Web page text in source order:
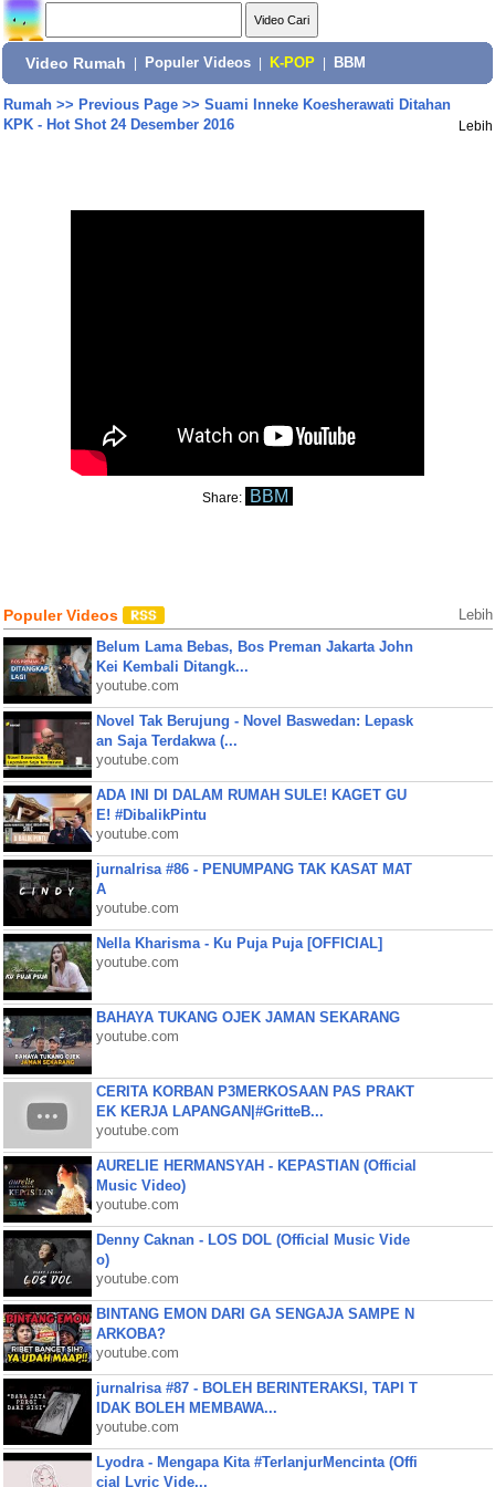
Video Rumah Populer Videos K-POP BBM
Rumah>> Previous Page>> Suami Inneke Koesherawati Ditahan
KPK - Hot Shot 24 Desember 2016
Lebih
Share: BBM
Populer Videos Lebih
Belum Lama Bebas, Bos Preman Jakarta John
Kei Kembali Ditangk...
youtube.com
Novel Tak Berujung - Novel Baswedan: Lepask
an Saja Terdakwa (...
youtube.com
ADA INI DI DALAM RUMAH SULE! KAGET GU
E! #DibalikPintu
youtube.com
jurnalrisa #86 - PENUMPANG TAK KASAT MAT
A
youtube.com
Nella Kharisma - Ku Puja Puja [OFFICIAL]
youtube.com
BAHAYA TUKANG OJEK JAMAN SEKARANG
youtube.com
CERITA KORBAN P3MERKOSAAN PAS PRAKT
EK KERJA LAPANGAN|#GritteB...
youtube.com
AURELIE HERMANSYAH - KEPASTIAN (Official
Music Video)
youtube.com
Denny Caknan - LOS DOL (Official Music Vide
o)
youtube.com
BINTANG EMON DARI GA SENGAJA SAMPE N
ARKOBA?
youtube.com
jurnalrisa #87 - BOLEH BERINTERAKSI, TAPI T
IDAK BOLEH MEMBAWA...
youtube.com
Lyodra - Mengapa Kita #TerlanjurMencinta (Offi
cial Lyric Vide...